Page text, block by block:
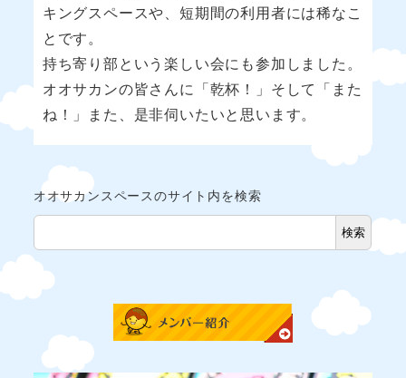
キングスペースや、短期間の利用者には稀なこ
とです。
持ち寄り部という楽しい会にも参加しました。
オオサカンの皆さんに「乾杯！」そして「また
ね！」また、是非伺いたいと思います。
オオサカンスペースのサイト内を検索
検索